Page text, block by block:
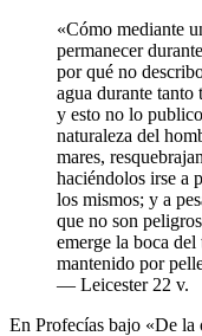
«Cómo mediante
permanecer
por qué no
agua durante tanto
y esto no lo
naturaleza del
mares,
haciéndolos irse a
los mismos; y a
que no son
emerge la boca
mantenido por
— Leicester 22 v.
En Profecías bajo «De la